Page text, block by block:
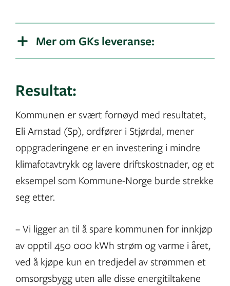
Mer om GKs leveranse:
Resultat:
Kommunen er svært fornøyd med resultatet,
Eli Arnstad (Sp), ordfører i Stjørdal, mener
oppgraderingene er en investering i mindre
klimafotavtrykk og lavere driftskostnader, og et
eksempel som Kommune-Norge burde strekke
seg etter.
– Vi ligger an til å spare kommunen for innkjøp
av opptil 450 000 kWh strøm og varme i året,
ved å kjøpe kun en tredjedel av strømmen et
omsorgsbygg uten alle disse energitiltakene